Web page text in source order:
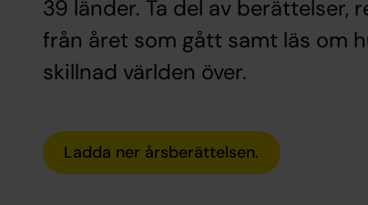
39 länder. Ta del av berättelser,
från året som gått samt läs om
skillnad världen över.
Ladda ner årsberättelsen.